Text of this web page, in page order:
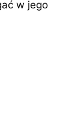
w jego